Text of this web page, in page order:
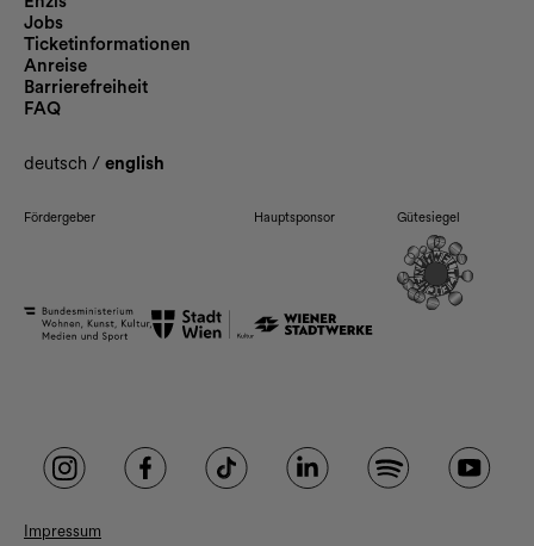
Jobs
Ticketinformationen
Anreise
Barrierefreiheit
FAQ
deutsch / english
Fördergeber Hauptsponsor Gütesiegel
Impressum